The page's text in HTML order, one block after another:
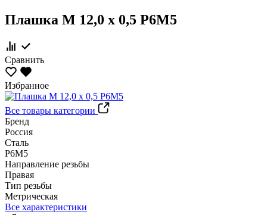
Плашка М 12,0 х 0,5 Р6М5
Сравнить
Избранное
Все товары категории
Бренд
Россия
Сталь
Р6М5
Направление резьбы
Правая
Тип резьбы
Метрическая
Все характеристики